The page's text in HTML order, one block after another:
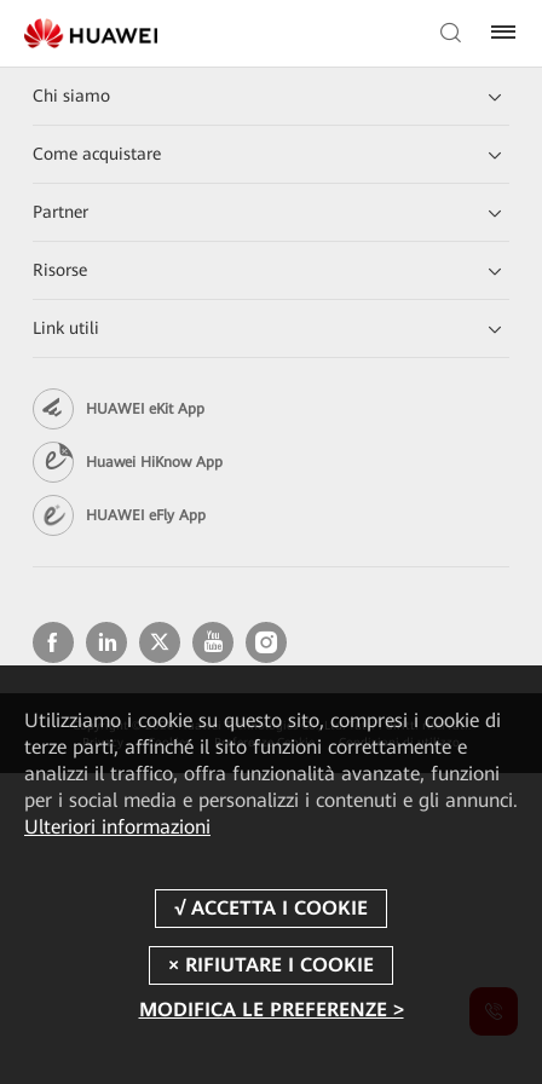
Chi siamo
Come acquistare
Partner
Risorse
Link utili
HUAWEI eKit App
Huawei HiKnow App
HUAWEI eFly App
Copyright © 2026 Huawei Technologies Co., Ltd. Tutti i diritti riservati.
Privacy
Cookies Preferenze Cookie Condizioni di utilizzo
Utilizziamo i cookie su questo sito, compresi i cookie di
terze parti, affinché il sito funzioni correttamente e
analizzi il traffico, offra funzionalità avanzate, funzioni
per i social media e personalizzi i contenuti e gli annunci.
Ulteriori informazioni
MODIFICA LE PREFERENZE >